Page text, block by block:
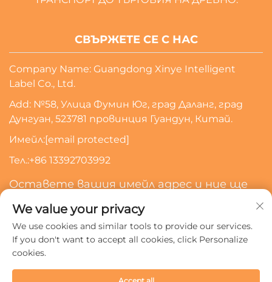
СВЪРЖЕТЕ СЕ С НАС
Company Name: Guangdong Xinye Intelligent
Label Co., Ltd.
Add: №58, Улица Фумин Юг, град Даланг, град
Дунгуан, 523781 провинция Гуандун, Китай.
Имейл:[email protected]
Тел.:+86 13392703992
Оставете вашия имейл адрес и ние ще
Абонирайте Се
We value your privacy
We use cookies and similar tools to provide our services.
If you don't want to accept all cookies, click Personalize
cookies.